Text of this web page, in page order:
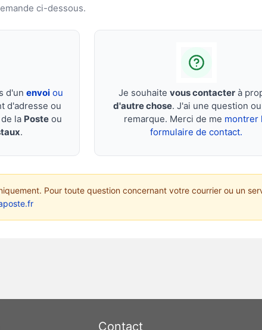
ci-dessous.
d'un envoiou
d'adresse ou
la Posteou
.
Je souhaite vous contacterà
d'autre chose. J'ai une question
remarque. Merci de me montrer
formulaire de contact.
Pour toute question concernant votre courrier ou un
Contact